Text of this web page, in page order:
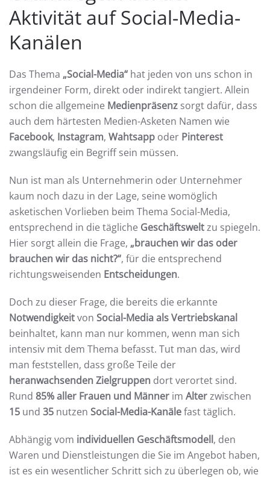
Aktivität auf Social-Media-
Kanälen
Das Thema „Social-Media“ hat jeden von uns schon in
irgendeiner Form, direkt oder indirekt tangiert. Allein
schon die allgemeine Medienpräsenz sorgt dafür, dass
auch dem härtesten Medien-Asketen Namen wie
Facebook, Instagram, Wahtsapp oder Pinterest
zwangsläufig ein Begriff sein müssen.
Nun ist man als Unternehmerin oder Unternehmer
kaum noch dazu in der Lage, seine womöglich
asketischen Vorlieben beim Thema Social-Media,
entsprechend in die tägliche Geschäftsweltzu spiegeln.
Hier sorgt allein die Frage, „brauchen wir das oder
brauchen wir das nicht?“, für die entsprechend
richtungsweisenden Entscheidungen.
Doch zu dieser Frage, die bereits die erkannte
Notwendigkeitvon Social-Media als Vertriebskanal
beinhaltet, kann man nur kommen, wenn man sich
intensiv mit dem Thema befasst. Tut man das, wird
man feststellen, dass große Teile der
heranwachsenden Zielgruppen dort verortet sind.
Rund 85% aller Frauen und Männer im Alterzwischen
15 und 35 nutzen Social-Media-Kanälefast täglich.
Abhängig vom individuellen Geschäftsmodell, den
Waren und Dienstleistungen die Sie im Angebot haben,
ist es ein wesentlicher Schritt sich zu überlegen ob, wie